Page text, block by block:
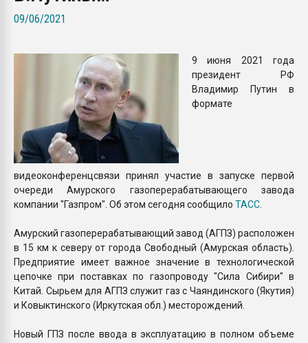
ПЕРЕЙТИ НА
09/06/2021
9 июня 2021 года
президент РФ
Владимир Путин в
формате
видеоконференцсвязи принял участие в запуске первой
очереди Амурского газоперерабатывающего завода
компании "Газпром". Об этом сегодня сообщило ТАСС
Амурский газоперерабатывающий завод (АГПЗ) расположен
в 15 км к северу от города Свободный (Амурская область).
Предприятие имеет важное значение в технологической
цепочке при поставках по газопроводу "Сила Сибири" в
Китай. Сырьем для АГПЗ служит газ с Чаяндинского (Якутия)
и Ковыктинского (Иркутская обл.) месторождений.
Новый ГПЗ после ввода в эксплуатацию в полном объеме